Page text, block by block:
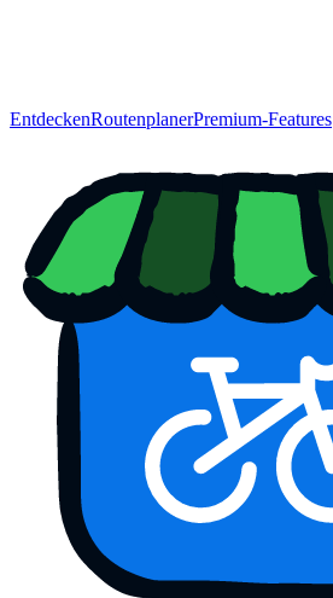
EntdeckenRoutenplanerPremium-Features